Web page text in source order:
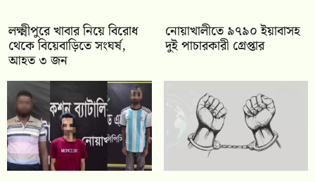
লক্ষ্মীপুরে খাবার নিয়ে বিরোধ
থেকে বিয়েবাড়িতে সংঘর্ষ,
আহত ৩ জন
নোয়াখালীতে ৯৭৯০ ইয়াবাসহ
দুই পাচারকারী গ্রেপ্তার